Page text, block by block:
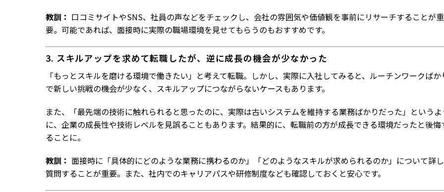
教訓： 口コミサイトやSNS、社員の声などをチェックし、会社の雰囲気や価値観を事前にリサーチすることが重
要。可能であれば、面接時に実際の職場環境を見せてもらうのもおすすめです。
3. スキルアップを求めて転職したが、逆に成長の機会が少なかった
「もっとスキルを磨ける環境で働きたい」と考えて転職。しかし、実際に入社してみると、ルーチンワークばか
で新しい挑戦の機会が少なく、スキルアップにつながらないケースもあります。
また、「最先端の技術に触れられると思ったのに、実際は古いシステムを維持する業務ばかりだった」という
に、企業の成長性や技術レベルを見誤ることもあります。結果的に、転職前の方が成長できる環境だったと後悔
ることに。
教訓： 面接時に「具体的にどのような業務に携わるのか」「どのようなスキルが求められるのか」について詳
質問することが重要。また、社内でのキャリアパスや研修制度なども確認しておくと安心です。